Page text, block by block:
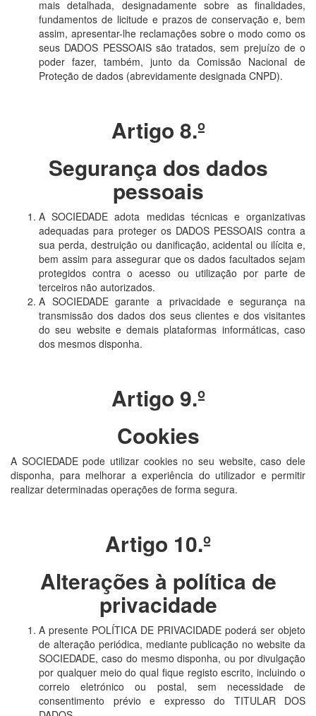
mais detalhada, designadamente sobre as finalidades,
fundamentos de licitude e prazos de conservação e, bem
assim, apresentar-lhe reclamações sobre o modo como os
seus DADOS PESSOAIS são tratados, sem prejuízo de o
poder fazer, também, junto da Comissão Nacional de
Proteção de dados (abrevidamente designada CNPD).
Artigo 8.º
Segurança dos dados
pessoais
A SOCIEDADE adota medidas técnicas e organizativas
adequadas para proteger os DADOS PESSOAIS contra a
sua perda, destruição ou danificação, acidental ou ilícita e,
bem assim para assegurar que os dados facultados sejam
protegidos contra o acesso ou utilização por parte de
terceiros não autorizados.
A SOCIEDADE garante a privacidade e segurança na
transmissão dos dados dos seus clientes e dos visitantes
do seu website e demais plataformas informáticas, caso
dos mesmos disponha.
Artigo 9.º
Cookies
A SOCIEDADE pode utilizar cookies no seu website, caso dele
disponha, para melhorar a experiência do utilizador e permitir
realizar determinadas operações de forma segura.
Artigo 10.º
Alterações à política de
privacidade
A presente POLÍTICA DE PRIVACIDADE poderá ser objeto
de alteração periódica, mediante publicação no website da
SOCIEDADE, caso do mesmo disponha, ou por divulgação
por qualquer meio do qual fique registo escrito, incluindo o
correio eletrónico ou postal, sem necessidade de
consentimento prévio e expresso do TITULAR DOS